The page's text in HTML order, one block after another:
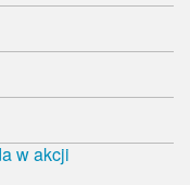
w akcji